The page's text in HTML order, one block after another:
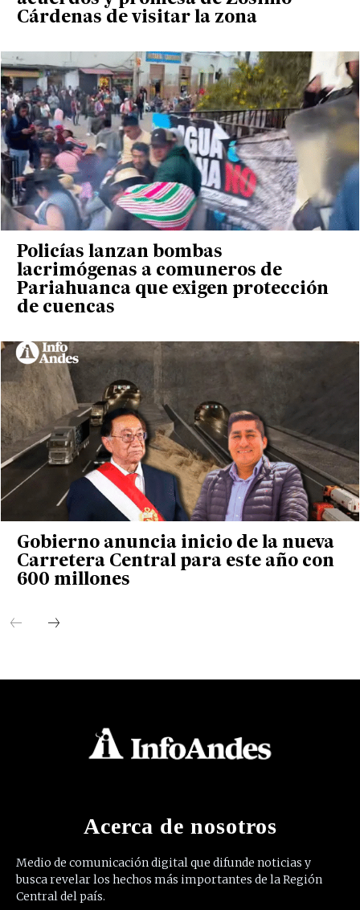
Cárdenas de visitar la zona
Policías lanzan bombas
lacrimógenas a comuneros de
Pariahuanca que exigen protección
de cuencas
Gobierno anuncia inicio de la nueva
Carretera Central para este año con
600 millones
Acerca de nosotros
Medio de comunicación digital que difunde noticias y
busca revelar los hechos más importantes de la Región
Central del país.